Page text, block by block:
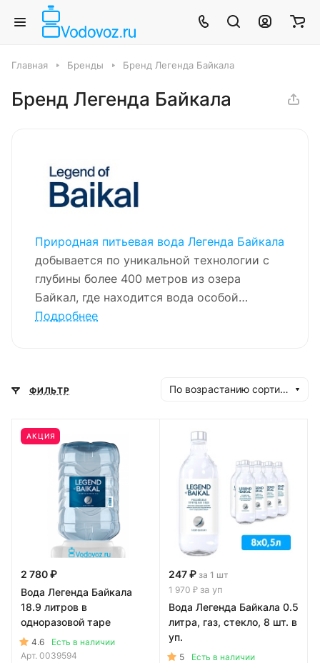
Главная Бренды Бренд Легенда Байкала
Бренд Легенда Байкала
Природная питьевая вода Легенда Байкала
добывается по уникальной технологии с
глубины более 400 метров из озера
Байкал, где находится вода особой
чистоты, не содержащая никаких
Подробнее
ФИЛЬТР По возрастанию сортировки
АКЦИЯ
2 780 ₽
Вода Легенда Байкала
18.9 литров в
одноразовой таре
4.6
Есть в наличии
Арт. 0039594
247 ₽ за 1 шт
1 970 ₽ за уп
Вода Легенда Байкала 0.5
литра, газ, стекло, 8 шт. в
уп.
5
Есть в наличии